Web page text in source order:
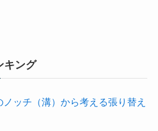
キング
ノッチ（溝）から考える張り替え